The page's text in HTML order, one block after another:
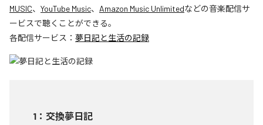
MUSIC、 YouTube Music、 Amazon Music Unlimitedなどの音楽配信サ
ービスで聴くことができる。
各配信サービス： 夢日記と生活の記録
1 ： 交換夢日記